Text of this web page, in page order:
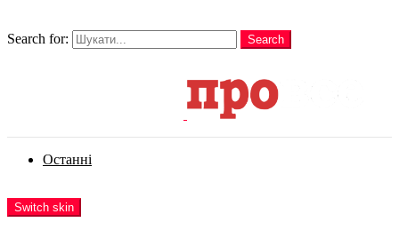
Search for:
Search
Останні
Switch skin